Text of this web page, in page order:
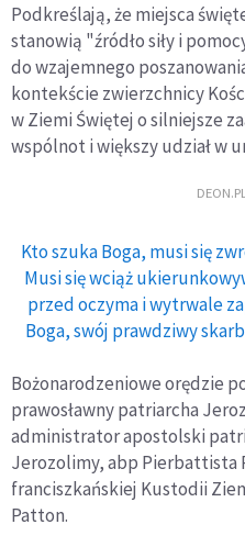
Podkreślają, że miejsca
stanowią "źródło siły i
do wzajemnego
kontekście zwierzchnicy
w Ziemi Świętej o silniejsze
wspólnot i większy udział w
Kto szuka Boga, musi się
Musi się wciąż
przed oczyma i wytrwale
Boga, swój prawdziwy
Bożonarodzeniowe orędzie
prawosławny patriarcha
administrator apostolski
Jerozolimy, abp Pierbattista
franciszkańskiej Kustodii
Patton.